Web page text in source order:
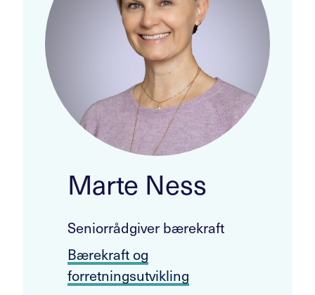
Marte Ness
Seniorrådgiver bærekraft
Bærekraft og
forretningsutvikling